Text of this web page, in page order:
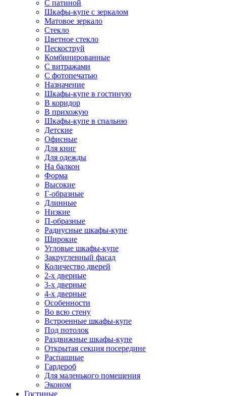
С патиной
Шкафы-купе с зеркалом
Матовое зеркало
Стекло
Цветное стекло
Пескоструй
Комбинированные
С витражами
С фотопечатью
Назначение
Шкафы-купе в гостиную
В коридор
В прихожую
Шкафы-купе в спальню
Детские
Офисные
Для книг
Для одежды
На балкон
Форма
Высокие
Г-образные
Длинные
Низкие
П-образные
Радиусные шкафы-купе
Широкие
Угловые шкафы-купе
Закругленный фасад
Количество дверей
2-х дверные
3-х дверные
4-х дверные
Особенности
Во всю стену
Встроенные шкафы-купе
Под потолок
Раздвижные шкафы-купе
Открытая секция посередине
Распашные
Гардероб
Для маленького помещения
Эконом
Гостиные